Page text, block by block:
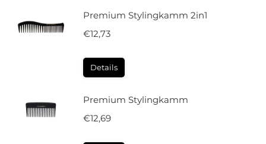
Premium Stylingkamm 2in1
€12,73
Details
Premium Stylingkamm
€12,69